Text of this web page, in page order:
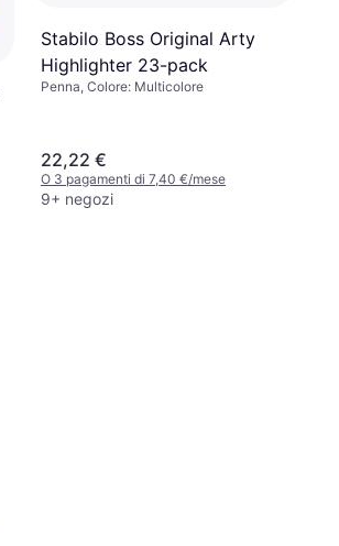
Stabilo Boss Original Arty
Highlighter 23-pack
Penna, Colore: Multicolore
22,22 €
O 3 pagamenti di 7,40 €/mese
9+ negozi